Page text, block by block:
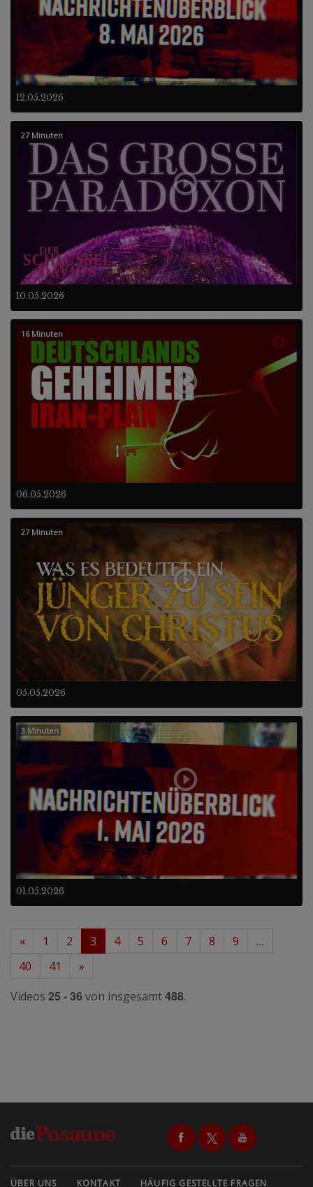
12.05.2026
10.05.2026
27 Minuten
06.05.2026
16 Minuten
05.05.2026
27 Minuten
01.05.2026
3 Minuten
« 1 2 3 4 5 6 7 8 9
…
40
41
»
Videos 25 - 36 von insgesamt488.
ÜBER UNS KONTAKT HÄUFIG GESTELLTE FRAGEN